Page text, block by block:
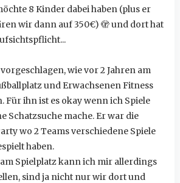
8 Kinder dabei haben (plus er
wir dann auf 350€) 🫣 und dort hat
wie vor 2 Jahren am
und Erwachsenen Fitness
Für ihn ist es okay wenn ich Spiele
Schatzsuche mache. Er war die
wo 2 Teams verschiedene Spiele
haben.
Spielplatz kann ich mir allerdings
sind ja nicht nur wir dort und